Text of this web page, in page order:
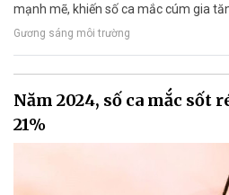
mạnh mẽ, khiến số ca mắc cúm gia
Gương sáng môi trường
Năm 2024, số ca mắc sốt
21%